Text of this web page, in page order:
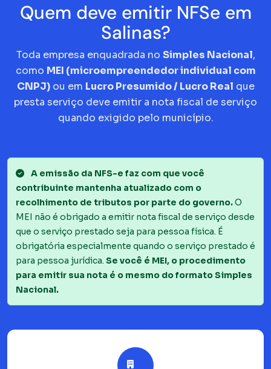
Quem deve emitir NFSe em
Salinas?
Toda empresa enquadrada no Simples Nacional,
como MEI (microempreendedor individual com
CNPJ)ou em Lucro Presumido / Lucro Real que
presta serviço deve emitir a nota fiscal de serviço
quando exigido pelo município.
A emissão da NFS-e faz com que você
contribuinte mantenha atualizado com o
recolhimento de tributos por parte do governo.O
MEI não é obrigado a emitir nota fiscal de serviço desde
que o serviço prestado seja para pessoa física. É
obrigatória especialmente quando o serviço prestado é
para pessoa jurídica. Se você é MEI, o procedimento
para emitir sua nota é o mesmo do formato Simples
Nacional.